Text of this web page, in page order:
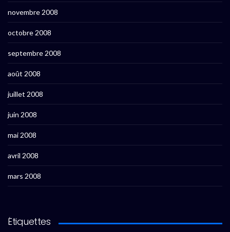
novembre 2008
octobre 2008
septembre 2008
août 2008
juillet 2008
juin 2008
mai 2008
avril 2008
mars 2008
Étiquettes